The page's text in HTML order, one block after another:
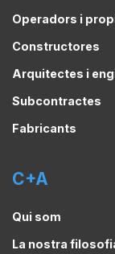
Operadors i
Constructores
Arquitectes i
Subcontractes
Fabricants
C+A
Qui som
La nostra